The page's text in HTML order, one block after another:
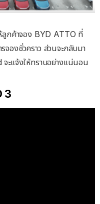
ลูกค้าจอง BYD ATTO ที่
จองชั่วคราว ส่วนจะกลับมา
ะแจ้งให้ทราบอย่างแน่นอน
3